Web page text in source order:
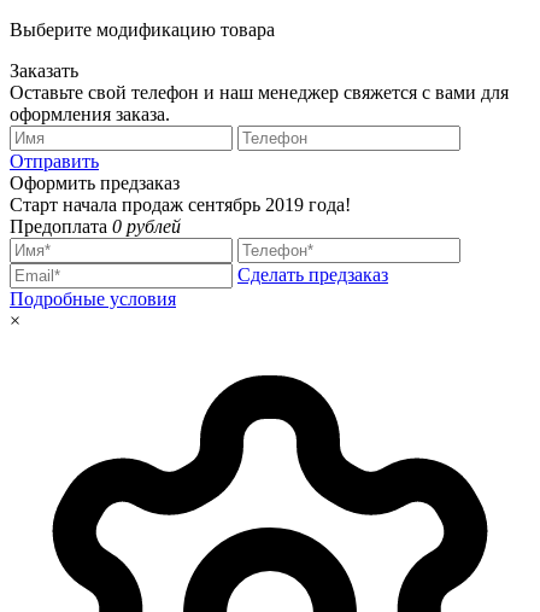
Выберите модификацию товара
Заказать
Оставьте свой телефон и наш менеджер свяжется с вами для
оформления заказа.
Отправить
Оформить предзаказ
Старт начала продаж сентябрь 2019 года!
Предоплата 0 рублей
Сделать предзаказ
Подробные условия
×